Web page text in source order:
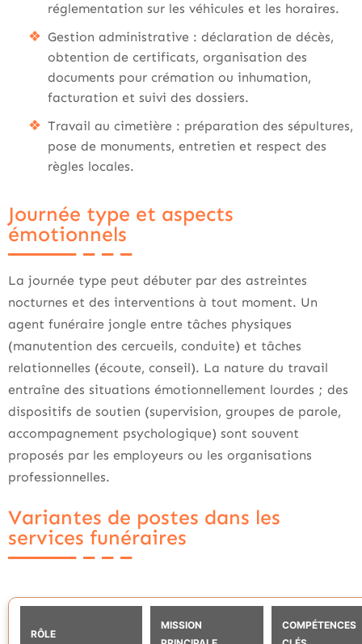
réglementation sur les véhicules et les horaires.
Gestion administrative : déclaration de décès,
obtention de certificats, organisation des
documents pour crémation ou inhumation,
facturation et suivi des dossiers.
Travail au cimetière : préparation des sépultures,
pose de monuments, entretien et respect des
règles locales.
Journée type et aspects
émotionnels
La journée type peut débuter par des astreintes
nocturnes et des interventions à tout moment. Un
agent funéraire jongle entre tâches physiques
(manutention des cercueils, conduite) et tâches
relationnelles (écoute, conseil). La nature du travail
entraîne des situations émotionnellement lourdes ; des
dispositifs de soutien (supervision, groupes de parole,
accompagnement psychologique) sont souvent
proposés par les employeurs ou les organisations
professionnelles.
Variantes de postes dans les
services funéraires
RÔLE
MISSION
COMPÉTENCES